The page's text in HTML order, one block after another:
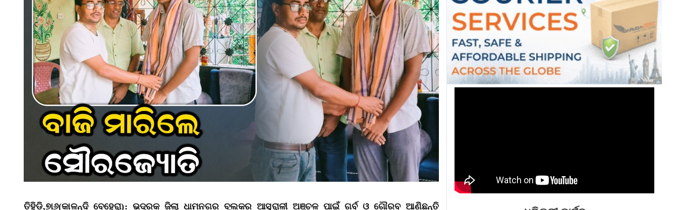
ତିହିଡ଼ି,୭ା୬(କାଳନ୍ଦି ବେହେରା): ଭଦ୍ରକ ଜିଲା ଧାମନଗର ବ୍ଲକର ଆସୁରାଳୀ ଅଞ୍ଚଳ ପାଇଁ ଗର୍ବ ଓ ଗୌରବ ଆଣିଛନ୍ତି